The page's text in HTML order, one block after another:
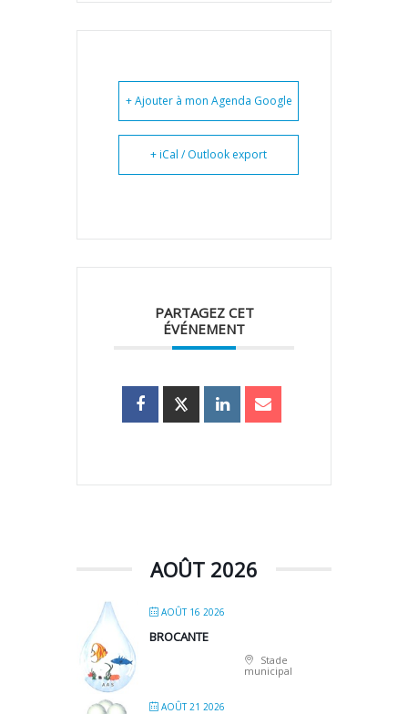
+ Ajouter à mon Agenda Google
+ iCal / Outlook export
PARTAGEZ CET
ÉVÉNEMENT
AOÛT 2026
AOÛT 16 2026
BROCANTE
Stade
municipal
AOÛT 21 2026